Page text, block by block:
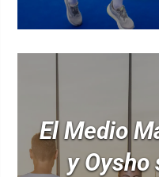
El Medio
y Oysho